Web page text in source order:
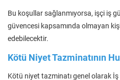
Bu koşullar sağlanmıyorsa, işçi iş
güvencesi kapsamında olmayan
edebilecektir.
Kötü Niyet Tazminatının
Kötü niyet tazminatı genel olarak